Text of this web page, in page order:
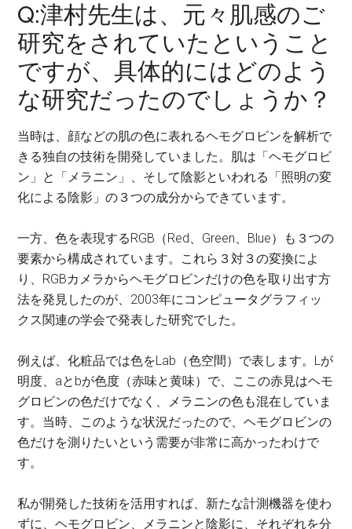
Q:津村先生は、元々肌感のご
研究をされていたということ
ですが、具体的にはどのよう
な研究だったのでしょうか？
当時は、顔などの肌の色に表れるヘモグロビンを解析で
きる独自の技術を開発していました。肌は「ヘモグロビ
ン」と「メラニン」、そして陰影といわれる「照明の変
化による陰影」の３つの成分からできています。
一方、色を表現するRGB（Red、Green、Blue）も３つの
要素から構成されています。これら３対３の変換によ
り、RGBカメラからヘモグロビンだけの色を取り出す方
法を発見したのが、2003年にコンピュータグラフィッ
クス関連の学会で発表した研究でした。
例えば、化粧品では色をLab（色空間）で表します。Lが
明度、aとbが色度（赤味と黄味）で、ここの赤見はヘモ
グロビンの色だけでなく、メラニンの色も混在していま
す。当時、このような状況だったので、ヘモグロビンの
色だけを測りたいという需要が非常に高かったわけで
す。
私が開発した技術を活用すれば、新たな計測機器を使わ
ずに、ヘモグロビン、メラニンと陰影に、それぞれを分